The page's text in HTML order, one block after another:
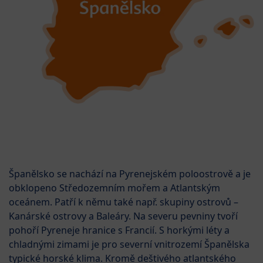
Španělsko se nachází na Pyrenejském poloostrově a je
obklopeno Středozemním mořem a Atlantským
oceánem. Patří k němu také např. skupiny ostrovů –
Kanárské ostrovy a Baleáry. Na severu pevniny tvoří
pohoří Pyreneje hranice s Francií. S horkými léty a
chladnými zimami je pro severní vnitrozemí Španělska
typické horské klima. Kromě deštivého atlantského